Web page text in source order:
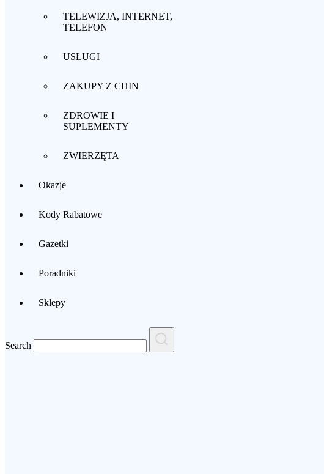
TELEWIZJA, INTERNET,
TELEFON
USŁUGI
ZAKUPY Z CHIN
ZDROWIE I
SUPLEMENTY
ZWIERZĘTA
Okazje
Kody Rabatowe
Gazetki
Poradniki
Sklepy
Search